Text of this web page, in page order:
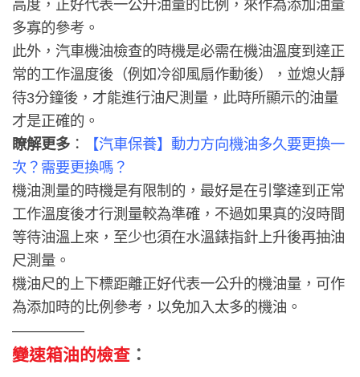
高度，正好代表一公升油量的比例，來作為添加油量
多寡的參考。
此外，汽車機油檢查的時機是必需在機油溫度到達正
常的工作溫度後（例如冷卻風扇作動後），並熄火靜
待3分鐘後，才能進行油尺測量，此時所顯示的油量
才是正確的。
瞭解更多 ：
【汽車保養】動力方向機油多久要更換一
次？需要更換嗎？
機油測量的時機是有限制的，最好是在引擎達到正常
工作溫度後才行測量較為準確，不過如果真的沒時間
等待油溫上來，至少也須在水溫錶指針上升後再抽油
尺測量。
機油尺的上下標距離正好代表一公升的機油量，可作
為添加時的比例參考，以免加入太多的機油。
—————
變速箱油的檢查 ：